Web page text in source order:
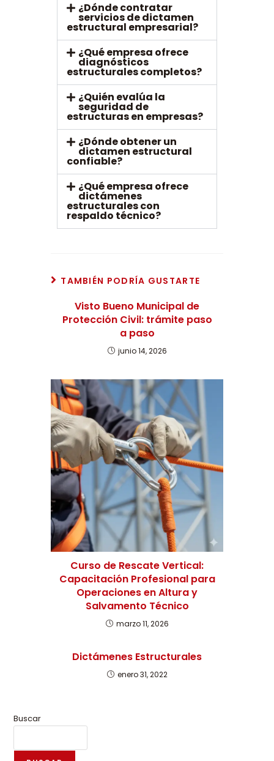
¿Dónde contratar
servicios de dictamen
estructural empresarial?
¿Qué empresa ofrece
diagnósticos
estructurales completos?
¿Quién evalúa la
seguridad de
estructuras en empresas?
¿Dónde obtener un
dictamen estructural
confiable?
¿Qué empresa ofrece
dictámenes
estructurales con
respaldo técnico?
TAMBIÉN PODRÍA GUSTARTE
Visto Bueno Municipal de
Protección Civil: trámite paso
a paso
junio 14, 2026
Curso de Rescate Vertical:
Capacitación Profesional para
Operaciones en Altura y
Salvamento Técnico
marzo 11, 2026
Dictámenes Estructurales
enero 31, 2022
Buscar